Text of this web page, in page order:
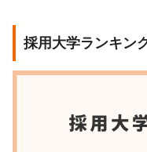
採用大学ランキン